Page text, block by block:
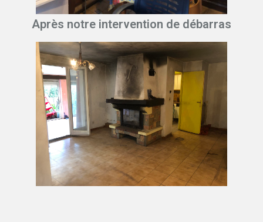
Après notre intervention de débarras